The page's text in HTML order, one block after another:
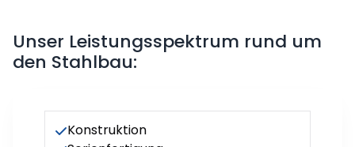
Unser Leistungsspektrum rund um
den Stahlbau:
Konstruktion